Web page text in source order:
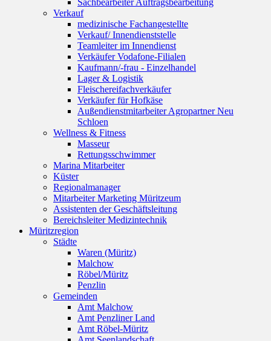
Verkauf
medizinische Fachangestellte
Verkauf/ Innendienststelle
Teamleiter im Innendienst
Verkäufer Vodafone-Filialen
Kaufmann/-frau - Einzelhandel
Lager & Logistik
Fleischereifachverkäufer
Verkäufer für Hofkäse
Außendienstmitarbeiter Agropartner Neu
Schloen
Wellness & Fitness
Masseur
Rettungsschwimmer
Marina Mitarbeiter
Küster
Regionalmanager
Mitarbeiter Marketing Müritzeum
Assistenten der Geschäftsleitung
Bereichsleiter Medizintechnik
Müritzregion
Städte
Waren (Müritz)
Malchow
Röbel/Müritz
Penzlin
Gemeinden
Amt Malchow
Amt Penzliner Land
Amt Röbel-Müritz